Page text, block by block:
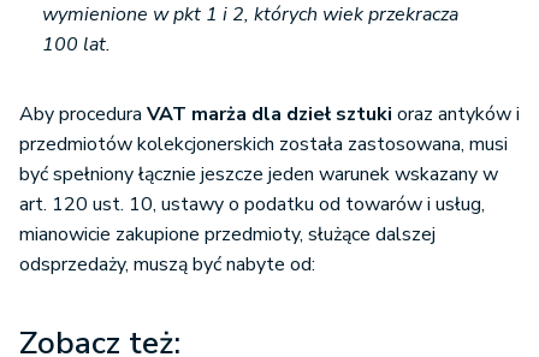
wymienione w pkt 1 i 2, których wiek przekracza
100 lat.
Aby procedura VAT marża dla dzieł sztuki oraz antyków i
przedmiotów kolekcjonerskich została zastosowana, musi
być spełniony łącznie jeszcze jeden warunek wskazany w
art. 120 ust. 10, ustawy o podatku od towarów i usług,
mianowicie zakupione przedmioty, służące dalszej
odsprzedaży, muszą być nabyte od:
Zobacz też: